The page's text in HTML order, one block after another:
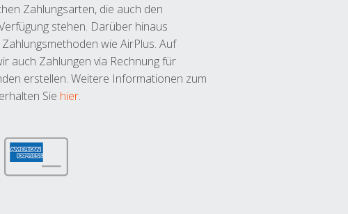
Zahlungsarten, die auch den
stehen. Darüber hinaus
wie AirPlus. Auf
auch Zahlungen via Rechnung für
erstellen. Weitere Informationen zum
Sie hier.